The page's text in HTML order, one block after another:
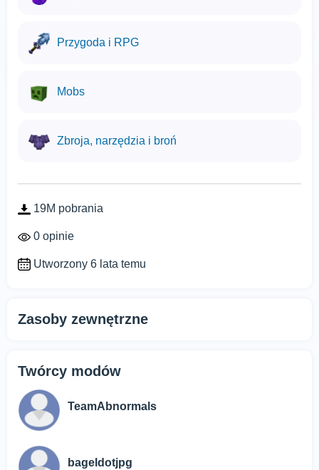
Przygoda i RPG
Mobs
Zbroja, narzędzia i broń
19M pobrania
0 opinie
Utworzony 6 lata temu
Zasoby zewnętrzne
Twórcy modów
TeamAbnormals
bageldotjpg